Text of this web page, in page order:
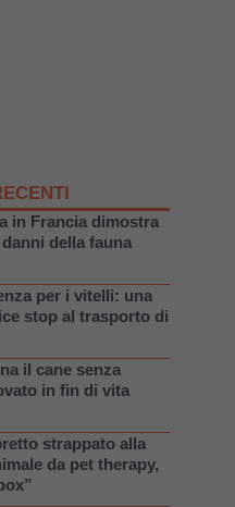
in Francia dimostra
della fauna
per i vitelli: una
stop al trasporto di
il cane senza
in fin di vita
strappato alla
da pet therapy,